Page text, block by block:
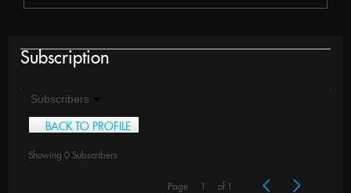
Subscription
BACK TO PROFILE
Showing 0 Subscribers
Page of 1